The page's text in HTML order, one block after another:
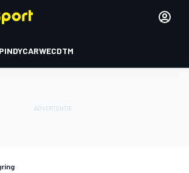
INDYCARWECDTM